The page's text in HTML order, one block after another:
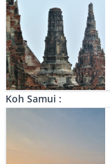
Koh Samui :